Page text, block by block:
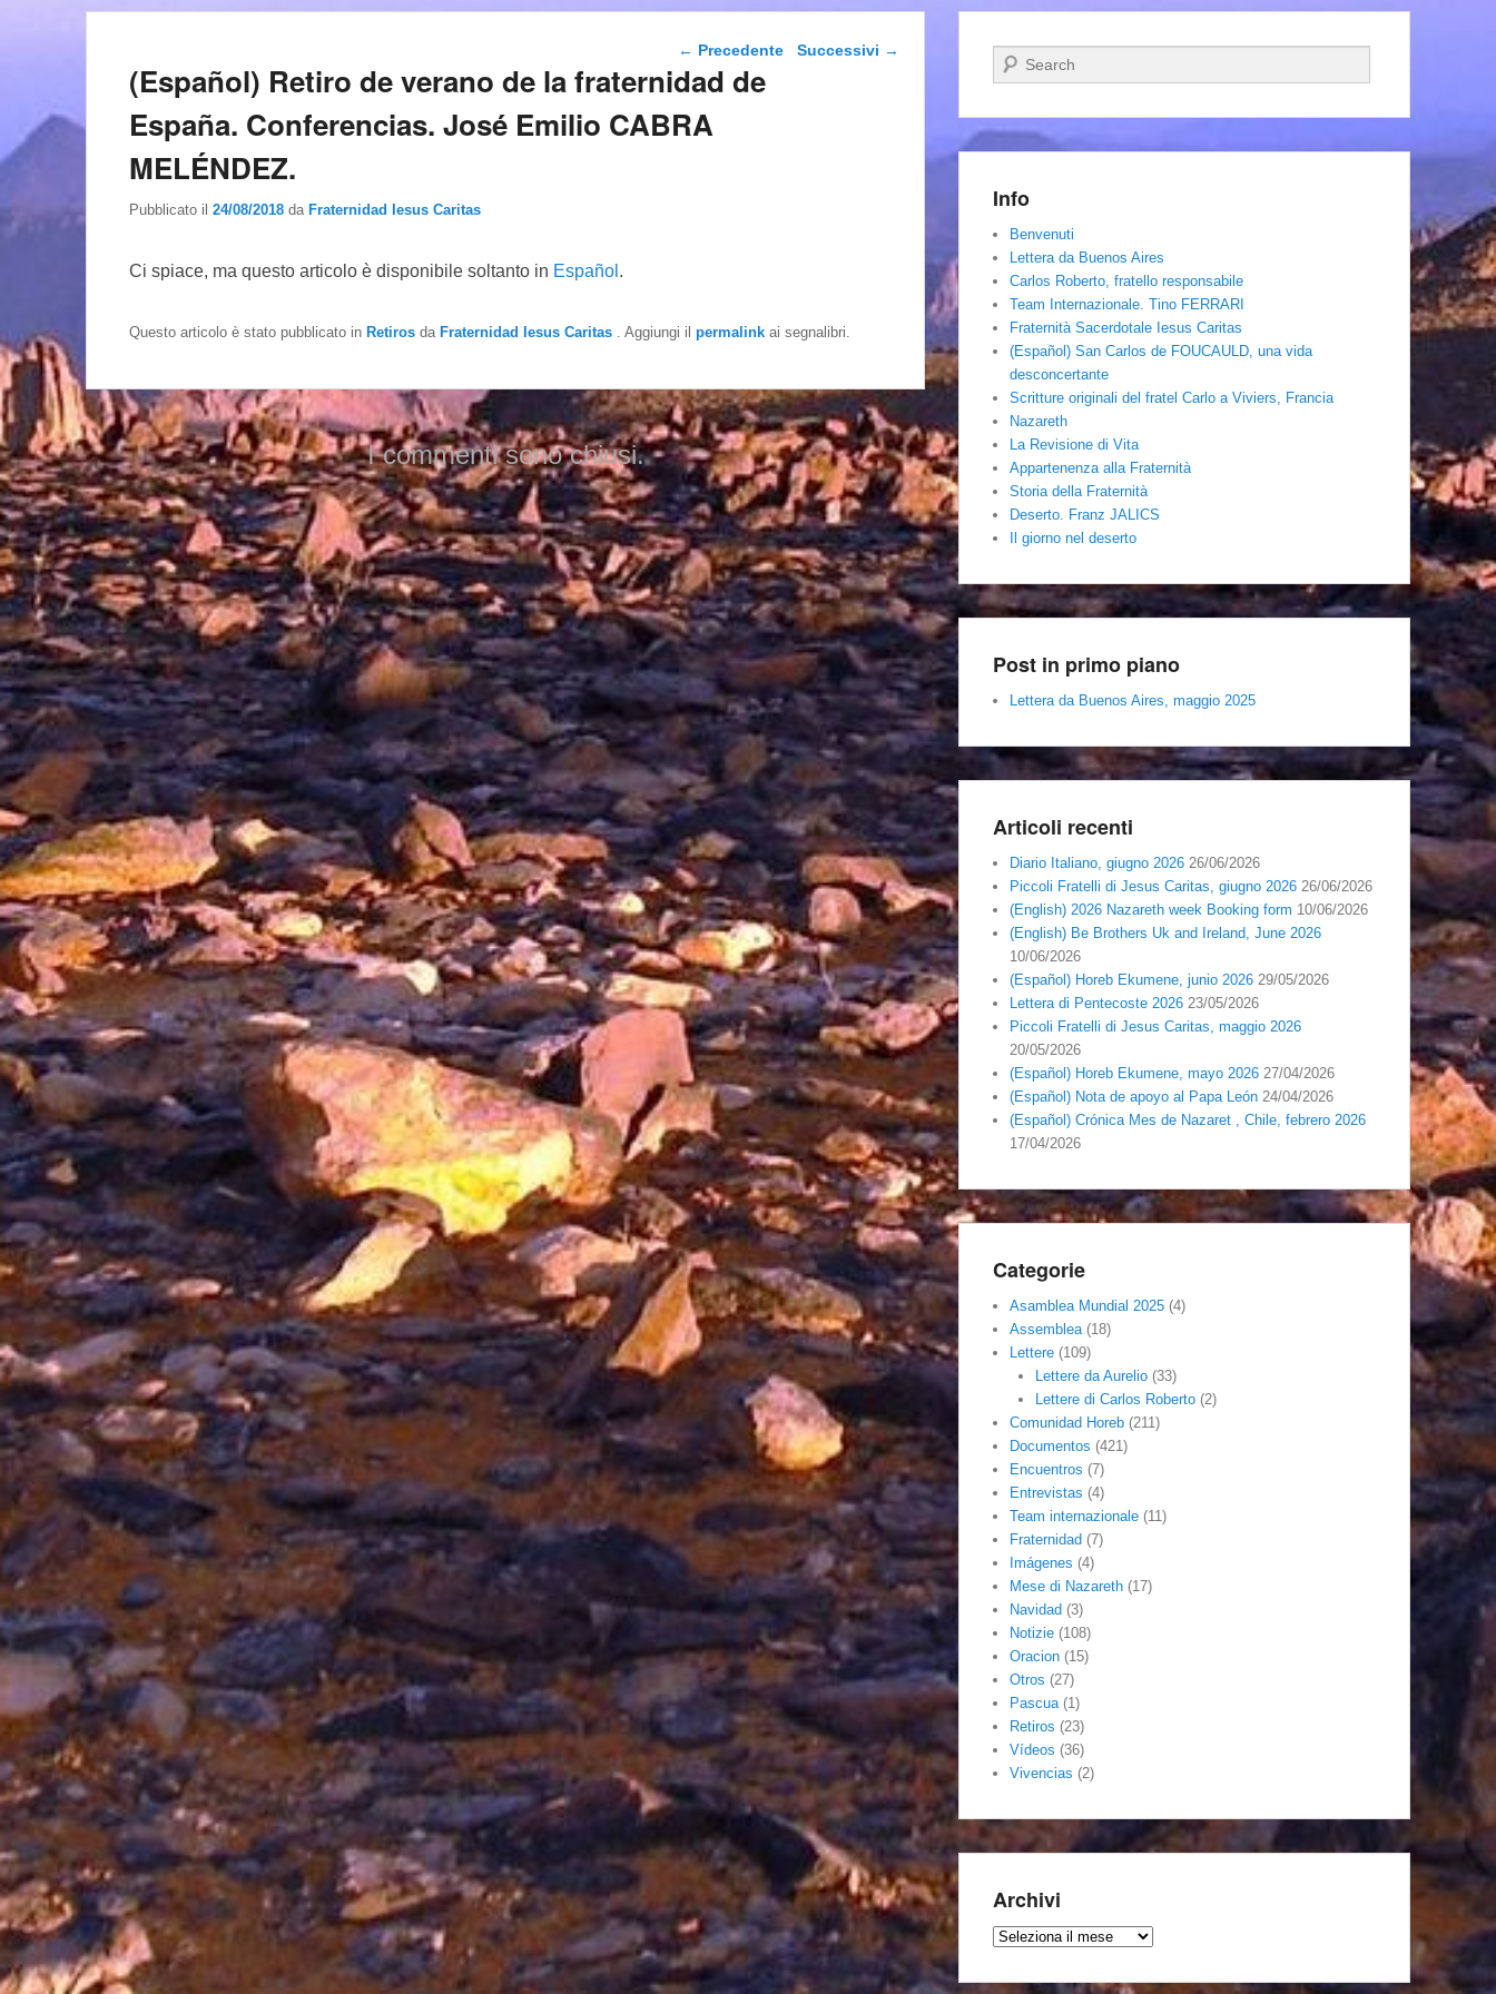
Navigazione articolo
← Precedente Successivi →
(Español) Retiro de verano de la fraternidad de
España. Conferencias. José Emilio CABRA
MELÉNDEZ.
Pubblicato il 24/08/2018 da Fraternidad Iesus Caritas
Ci spiace, ma questo articolo è disponibile soltanto in Español .
Questo articolo è stato pubblicato in Retiros da Fraternidad Iesus Caritas . Aggiungi il permalink ai segnalibri.
I commenti sono chiusi.
Cerca
Info
Benvenuti
Lettera da Buenos Aires
Carlos Roberto, fratello responsabile
Team Internazionale. Tino FERRARI
Fraternità Sacerdotale Iesus Caritas
(Español) San Carlos de FOUCAULD, una vida
desconcertante
Scritture originali del fratel Carlo a Viviers, Francia
Nazareth
La Revisione di Vita
Appartenenza alla Fraternità
Storia della Fraternità
Deserto. Franz JALICS
Il giorno nel deserto
Post in primo piano
Lettera da Buenos Aires, maggio 2025
Articoli recenti
Diario Italiano, giugno 2026 26/06/2026
Piccoli Fratelli di Jesus Caritas, giugno 2026 26/06/2026
(English) 2026 Nazareth week Booking form 10/06/2026
(English) Be Brothers Uk and Ireland, June 2026
10/06/2026
(Español) Horeb Ekumene, junio 2026 29/05/2026
Lettera di Pentecoste 2026 23/05/2026
Piccoli Fratelli di Jesus Caritas, maggio 2026
20/05/2026
(Español) Horeb Ekumene, mayo 2026 27/04/2026
(Español) Nota de apoyo al Papa León 24/04/2026
(Español) Crónica Mes de Nazaret , Chile, febrero 2026
17/04/2026
Categorie
Asamblea Mundial 2025 (4)
Assemblea(18)
Lettere (109)
Lettere da Aurelio(33)
Lettere di Carlos Roberto(2)
Comunidad Horeb (211)
Documentos (421)
Encuentros (7)
Entrevistas (4)
Team internazionale (11)
Fraternidad (7)
Imágenes (4)
Mese di Nazareth (17)
Navidad (3)
Notizie (108)
Oracion (15)
Otros (27)
Pascua(1)
Retiros (23)
Vídeos (36)
Vivencias (2)
Archivi
Archivi